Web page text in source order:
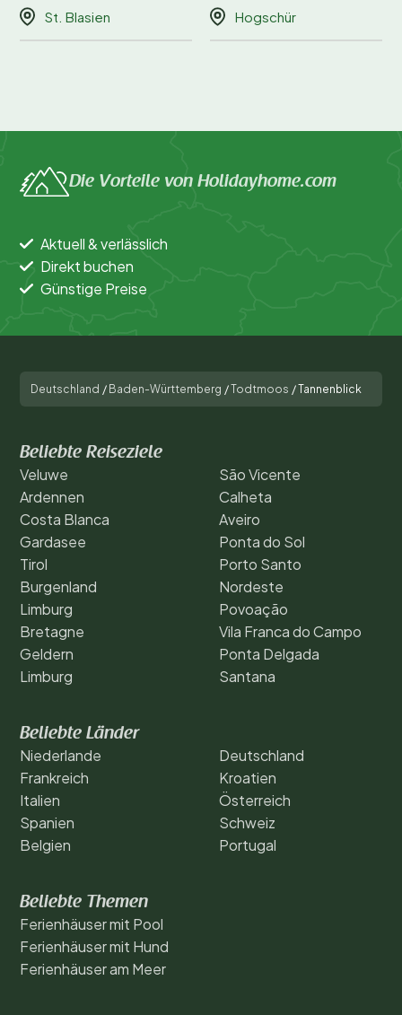
St. Blasien Hogschür
Die Vorteile von Holidayhome.com
Aktuell & verlässlich
Direkt buchen
Günstige Preise
Deutschland / Baden-Württemberg /Todtmoos /Tannenblick
Beliebte Reiseziele
Veluwe
Ardennen
Costa Blanca
Gardasee
Tirol
Burgenland
Limburg
Bretagne
Geldern
Limburg
São Vicente
Calheta
Aveiro
Ponta do Sol
Porto Santo
Nordeste
Povoação
Vila Franca do Campo
Ponta Delgada
Santana
Beliebte Länder
Niederlande
Frankreich
Italien
Spanien
Belgien
Deutschland
Kroatien
Österreich
Schweiz
Portugal
Beliebte Themen
Ferienhäuser mit Pool
Ferienhäuser mit Hund
Ferienhäuser am Meer